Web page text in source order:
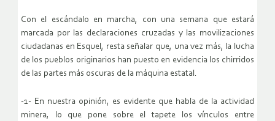
Con el escándalo en marcha, con una semana que estará
marcada por las declaraciones cruzadas y las movilizaciones
ciudadanas en Esquel, resta señalar que, una vez más, la lucha
de los pueblos originarios han puesto en evidencia los chirridos
de las partes más oscuras de la máquina estatal.
-1- En nuestra opinión, es evidente que habla de la actividad
minera, lo que pone sobre el tapete los vínculos entre